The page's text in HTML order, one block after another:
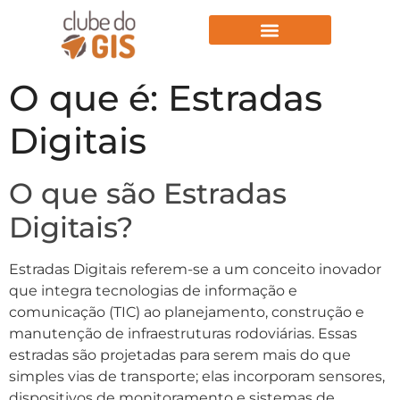
O que é: Estradas
Digitais
O que são Estradas
Digitais?
Estradas Digitais referem-se a um conceito inovador
que integra tecnologias de informação e
comunicação (TIC) ao planejamento, construção e
manutenção de infraestruturas rodoviárias. Essas
estradas são projetadas para serem mais do que
simples vias de transporte; elas incorporam sensores,